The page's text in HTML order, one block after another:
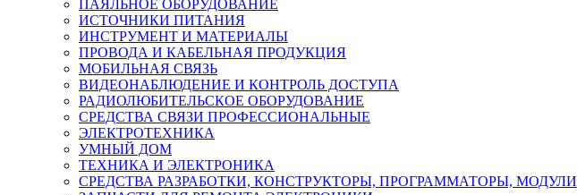
ПАЯЛЬНОЕ ОБОРУДОВАНИЕ
ИСТОЧНИКИ ПИТАНИЯ
ИНСТРУМЕНТ И МАТЕРИАЛЫ
ПРОВОДА И КАБЕЛЬНАЯ ПРОДУКЦИЯ
МОБИЛЬНАЯ СВЯЗЬ
ВИДЕОНАБЛЮДЕНИЕ И КОНТРОЛЬ ДОСТУПА
РАДИОЛЮБИТЕЛЬСКОЕ ОБОРУДОВАНИЕ
СРЕДСТВА СВЯЗИ ПРОФЕССИОНАЛЬНЫЕ
ЭЛЕКТРОТЕХНИКА
УМНЫЙ ДОМ
ТЕХНИКА И ЭЛЕКТРОНИКА
СРЕДСТВА РАЗРАБОТКИ, КОНСТРУКТОРЫ, ПРОГРАММАТОРЫ, МОДУЛИ